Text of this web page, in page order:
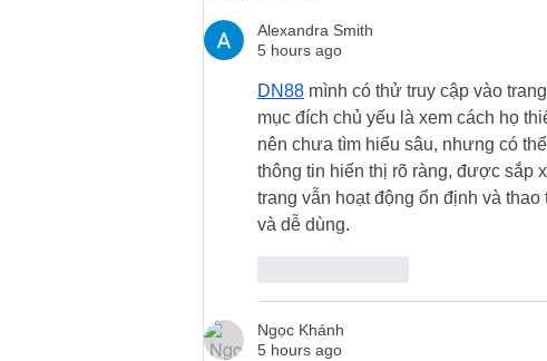
for mandatory training
Alexandra Smith
5 hours ago
DN88 mình có thử truy cập vào
mục đích chủ yếu là xem cách họ
nên chưa tìm hiểu sâu, nhưng có
thông tin hiển thị rõ ràng, được sắp
trang vẫn hoạt động ổn định và
và dễ dùng.
Ngọc Khánh
5 hours ago